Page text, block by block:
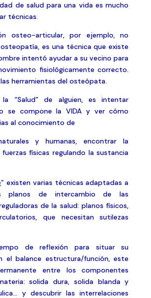
de salud para una vida es mucho
técnicas.
osteo-articular, por ejemplo, no
es una técnica que existe
intentó ayudar a su vecino para
fisiológicamente correcto.
herramientas del osteópata.
“Salud” de alguien, es intentar
se compone la VIDA y ver cómo
al conocimiento de
y humanas, encontrar la
físicas regulando la sustancia
” existen varias técnicas adaptadas a
planos de intercambio de las
de la salud: planos físicos,
que necesitan sutilezas
de reflexión para situar su
el balance estructura/función, este
entre los componentes
solida dura, solida blanda y
y descubrir las interrelaciones